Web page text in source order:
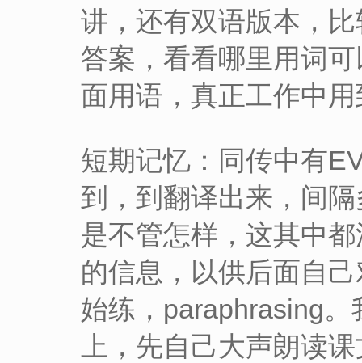
讲，还有双语版本，
答案，看看哪里用词
面用语，真正工作中
短期记忆：同传中有
到，到翻译出来，间
是不管怎样，这其中
的信息，以供后面自
始练，paraphrasing
上，先自己大声朗读